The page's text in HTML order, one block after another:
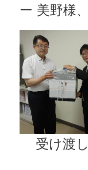
ー 美野様
受け渡